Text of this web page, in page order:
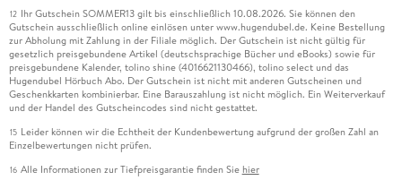
12 Ihr Gutschein SOMMER13 gilt bis einschließlich 10.08.2026. Sie können den
Gutschein ausschließlich online einlösen unter www.hugendubel.de. Keine Bestellung
zur Abholung mit Zahlung in der Filiale möglich. Der Gutschein ist nicht gültig für
gesetzlich preisgebundene Artikel (deutschsprachige Bücher und eBooks) sowie für
preisgebundene Kalender, tolino shine (4016621130466), tolino select und das
Hugendubel Hörbuch Abo. Der Gutschein ist nicht mit anderen Gutscheinen und
Geschenkkarten kombinierbar. Eine Barauszahlung ist nicht möglich. Ein Weiterverkauf
und der Handel des Gutscheincodes sind nicht gestattet.
15 Leider können wir die Echtheit der Kundenbewertung aufgrund der großen Zahl an
Einzelbewertungen nicht prüfen.
16 Alle Informationen zur Tiefpreisgarantie finden Sie hier